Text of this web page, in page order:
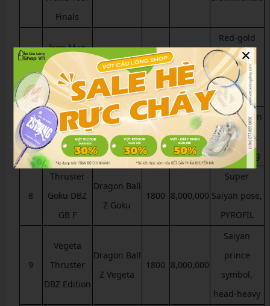
Finals
Iron Man
Jetspeed
Limited Set
Marvel Iron
Man
2500 6,000,000
Red-gold
design,
NANO
FORTIFY
7
Spider-Man
Auraspeed
GB-D-4U
Marvel
Spider-Man
2000 7,500,000
Web pattern
box, dual-
color string
8
Thruster
Goku DBZ
GB F
Dragon Ball
Z Goku
1800 8,000,000
Super
Saiyan pose,
PYROFIL
9
Vegeta
Thruster
DBZ Edition
Dragon Ball
Z Vegeta
1800 8,000,000
Saiyan
prince
symbol,
head-heavy
×